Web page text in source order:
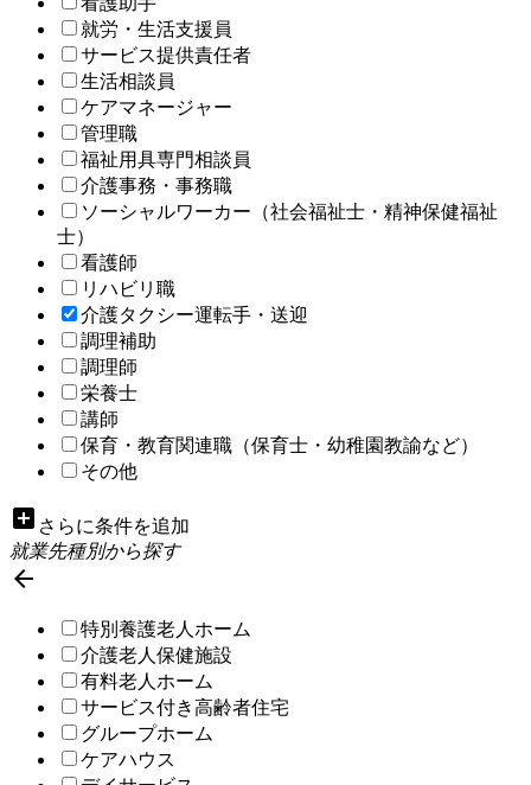
就労・生活支援員
サービス提供責任者
生活相談員
ケアマネージャー
管理職
福祉用具専門相談員
介護事務・事務職
ソーシャルワーカー（社会福祉士・精神保健福祉
士）
看護師
リハビリ職
介護タクシー運転手・送迎
調理補助
調理師
栄養士
講師
保育・教育関連職（保育士・幼稚園教諭など）
その他
add_box さらに条件を追加
就業先種別から探す

特別養護老人ホーム
介護老人保健施設
有料老人ホーム
サービス付き高齢者住宅
グループホーム
ケアハウス